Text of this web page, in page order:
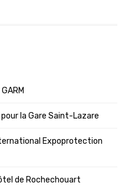
la Gare Saint-Lazare
Expoprotection
de Rochechouart